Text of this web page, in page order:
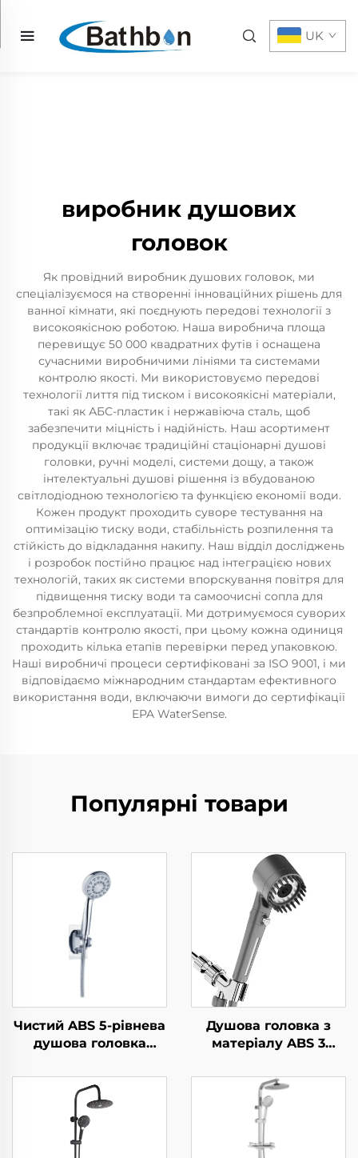
UK
виробник душових
головок
Як провідний виробник душових головок, ми
спеціалізуємося на створенні інноваційних рішень для
ванної кімнати, які поєднують передові технології з
високоякісною роботою. Наша виробнича площа
перевищує 50 000 квадратних футів і оснащена
сучасними виробничими лініями та системами
контролю якості. Ми використовуємо передові
технології лиття під тиском і високоякісні матеріали,
такі як АБС-пластик і нержавіюча сталь, щоб
забезпечити міцність і надійність. Наш асортимент
продукції включає традиційні стаціонарні душові
головки, ручні моделі, системи дощу, а також
інтелектуальні душові рішення із вбудованою
світлодіодною технологією та функцією економії води.
Кожен продукт проходить суворе тестування на
оптимізацію тиску води, стабільність розпилення та
стійкість до відкладання накипу. Наш відділ досліджень
і розробок постійно працює над інтеграцією нових
технологій, таких як системи впорскування повітря для
підвищення тиску води та самоочисні сопла для
безпроблемної експлуатації. Ми дотримуємося суворих
стандартів контролю якості, при цьому кожна одиниця
проходить кілька етапів перевірки перед упаковкою.
Наші виробничі процеси сертифіковані за ISO 9001, і ми
відповідаємо міжнародним стандартам ефективного
використання води, включаючи вимоги до сертифікації
EPA WaterSense.
Популярні товари
Чистий ABS 5-рівнева
душова головка
електрохромуванням,
ультратовста,
довговічна
силиконова
антизабивна розсипь
Душова головка з
матеріалу ABS 3
кольору з
збільшенням тиску,
фільтром з матеріалу
PP та кнопкою
зупинки, клеєва